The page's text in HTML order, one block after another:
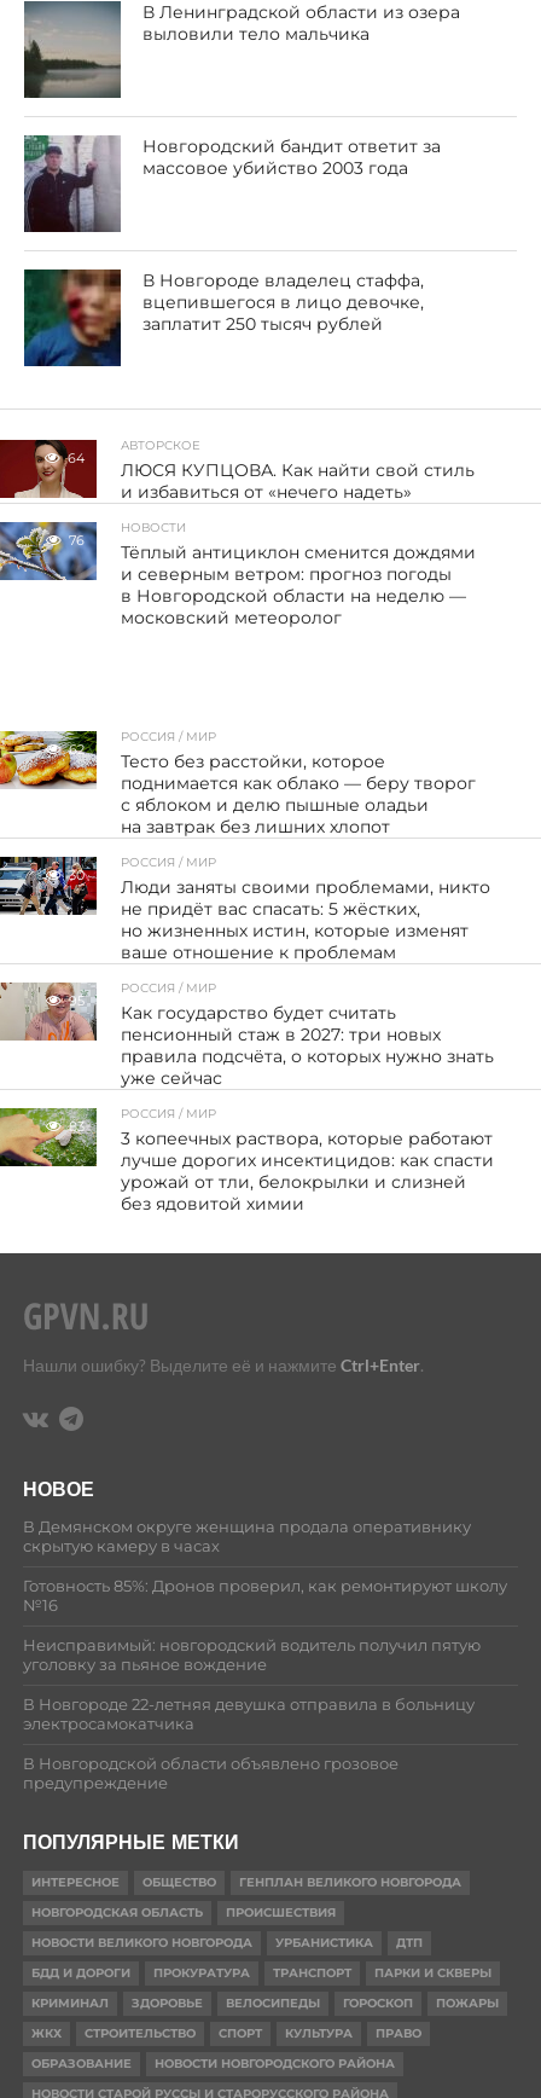
В Ленинградской области из озера
выловили тело мальчика
Новгородский бандит ответит за
массовое убийство 2003 года
В Новгороде владелец стаффа,
вцепившегося в лицо девочке,
заплатит 250 тысяч рублей
64
АВТОРСКОЕ
ЛЮСЯ КУПЦОВА. Как найти свой стиль
и избавиться от «нечего надеть»
76
НОВОСТИ
Тёплый антициклон сменится дождями
и северным ветром: прогноз погоды
в Новгородской области на неделю —
московский метеоролог
62
РОССИЯ / МИР
Тесто без расстойки, которое
поднимается как облако — беру творог
с яблоком и делю пышные оладьи
на завтрак без лишних хлопот
30
РОССИЯ / МИР
Люди заняты своими проблемами, никто
не придёт вас спасать: 5 жёстких,
но жизненных истин, которые изменят
ваше отношение к проблемам
95
РОССИЯ / МИР
Как государство будет считать
пенсионный стаж в 2027: три новых
правила подсчёта, о которых нужно знать
уже сейчас
83
РОССИЯ / МИР
3 копеечных раствора, которые работают
лучше дорогих инсектицидов: как спасти
урожай от тли, белокрылки и слизней
без ядовитой химии
Нашли ошибку? Выделите её и нажмите Ctrl+Enter.
НОВОЕ
В Демянском округе женщина продала оперативнику
скрытую камеру в часах
Готовность 85%: Дронов проверил, как ремонтируют школу
№16
Неисправимый: новгородский водитель получил пятую
уголовку за пьяное вождение
В Новгороде 22-летняя девушка отправила в больницу
электросамокатчика
В Новгородской области объявлено грозовое
предупреждение
ПОПУЛЯРНЫЕ МЕТКИ
ИНТЕРЕСНОЕ ОБЩЕСТВО
ГЕНПЛАН ВЕЛИКОГО НОВГОРОДА
НОВГОРОДСКАЯ ОБЛАСТЬ
ПРОИСШЕСТВИЯ
НОВОСТИ ВЕЛИКОГО НОВГОРОДА
УРБАНИСТИКА
ДТП
БДД И ДОРОГИ
ПРОКУРАТУРА ТРАНСПОРТ
ПАРКИ И СКВЕРЫ
КРИМИНАЛ
ЗДОРОВЬЕ ВЕЛОСИПЕДЫ ГОРОСКОП
ПОЖАРЫ
ЖКХ
СТРОИТЕЛЬСТВО СПОРТ КУЛЬТУРА
ПРАВО
ОБРАЗОВАНИЕ
НОВОСТИ НОВГОРОДСКОГО РАЙОНА
НОВОСТИ СТАРОЙ РУССЫ И СТАРОРУССКОГО РАЙОНА